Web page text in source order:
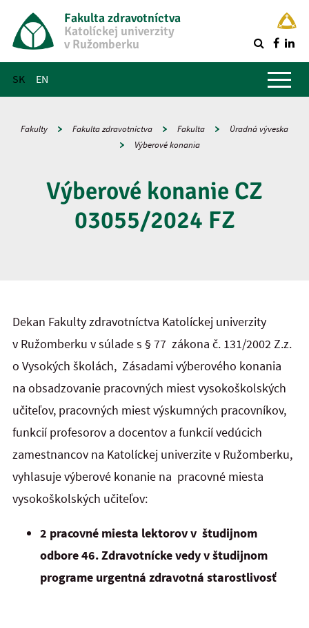
Fakulta zdravotníctva
Katolíckej univerzity
v Ružomberku
SK EN
Hlavné menu
Fakulty Fakulta zdravotníctva Fakulta
Úradná výveska
Výberové konania
Výberové konanie CZ
03055/2024 FZ
Dekan Fakulty zdravotníctva Katolíckej univerzity
v Ružomberku v súlade s § 77 zákona č. 131/2002 Z.z.
o Vysokých školách, Zásadami výberového konania
na obsadzovanie pracovných miest vysokoškolských
učiteľov, pracovných miest výskumných pracovníkov,
funkcií profesorov a docentov a funkcií vedúcich
zamestnancov na Katolíckej univerzite v Ružomberku,
vyhlasuje výberové konanie na pracovné miesta
vysokoškolských učiteľov:
2 pracovné miesta lektorov v študijnom
odbore 46. Zdravotnícke vedy v študijnom
programe urgentná zdravotná starostlivosť